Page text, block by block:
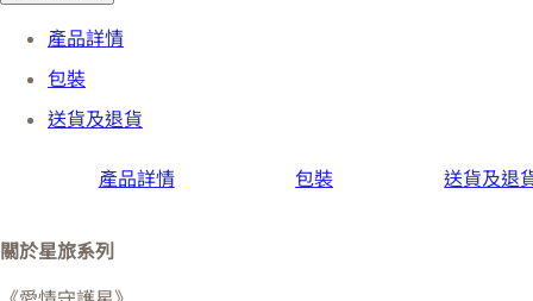
產品詳情
包裝
送貨及退貨
產品詳情 包裝 送貨及退
關於星旅系列